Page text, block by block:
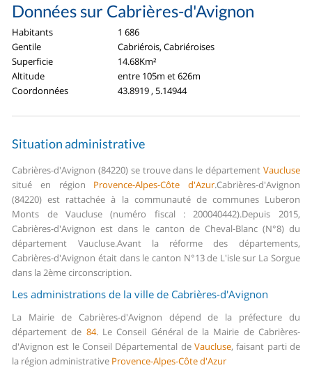
Données sur Cabrières-d'Avignon
Habitants
1 686
Gentile
Cabriérois, Cabriéroises
Superficie
14.68Km²
Altitude
entre 105m et 626m
Coordonnées
43.8919 , 5.14944
Situation administrative
Cabrières-d'Avignon (84220) se trouve dans le département Vaucluse
situé en région Provence-Alpes-Côte d'Azur.Cabrières-d'Avignon
(84220) est rattachée à la communauté de communes Luberon
Monts de Vaucluse (numéro fiscal : 200040442).Depuis 2015,
Cabrières-d'Avignon est dans le canton de Cheval-Blanc (N°8) du
département Vaucluse.Avant la réforme des départements,
Cabrières-d'Avignon était dans le canton N°13 de L'isle sur La Sorgue
dans la 2ème circonscription.
Les administrations de la ville de Cabrières-d'Avignon
La Mairie de Cabrières-d'Avignon dépend de la préfecture du
département de 84.Le Conseil Général de la Mairie de Cabrières-
d'Avignon est le Conseil Départemental de Vaucluse, faisant parti de
la région administrative Provence-Alpes-Côte d'Azur